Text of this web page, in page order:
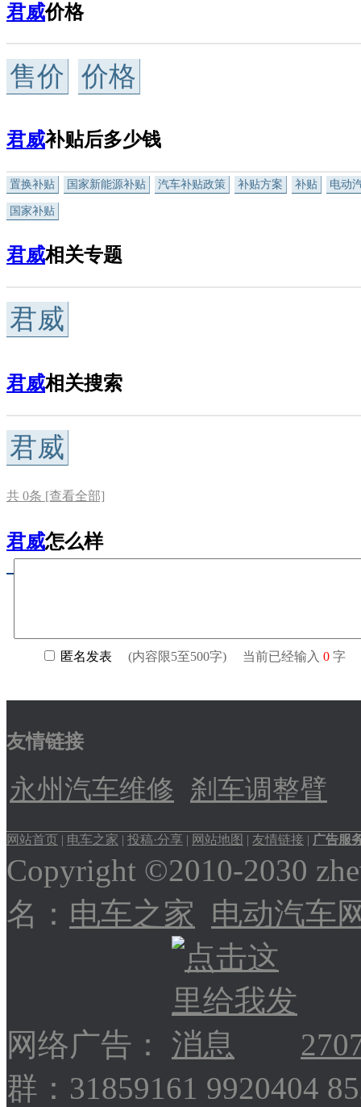
君威价格
售价 价格
君威补贴后多少钱
置换补贴 国家新能源补贴 汽车补贴政策 补贴方案 补贴 电动
国家补贴
君威相关专题
君威
君威相关搜索
君威
共 0条 [查看全部]
君威怎么样
友情链接
永州汽车维修 刹车调整臂
网站首页 | 电车之家 | 投稿·分享 | 网站地图 | 友情链接 | 广告服
Copyright ©2010-2030
名： 电车之家 电动汽车
网络广告：
群：31859161 9920404